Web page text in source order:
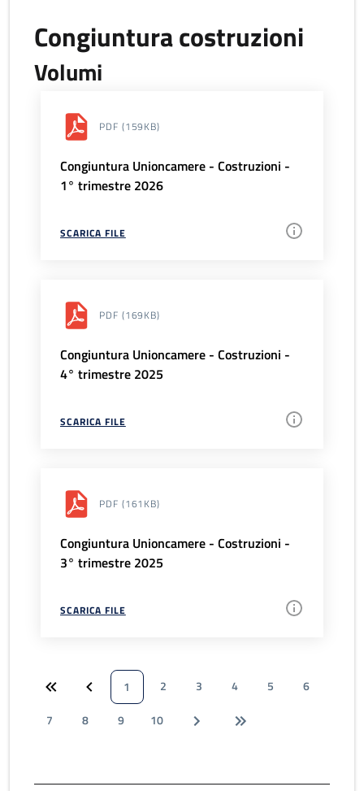
Congiuntura costruzioni
Volumi
PDF (159KB)
Congiuntura Unioncamere - Costruzioni -
1° trimestre 2026
SCARICA FILE
PDF (169KB)
Congiuntura Unioncamere - Costruzioni -
4° trimestre 2025
SCARICA FILE
PDF (161KB)
Congiuntura Unioncamere - Costruzioni -
3° trimestre 2025
SCARICA FILE
1 2 3 4 5
6
7
8 9 10